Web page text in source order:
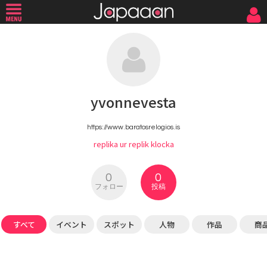
yvonnevesta
https://www.baratosrelogios.is
replika urreplik klocka
0
フォロー
0
投稿
すべて イベント スポット 人物 作品 商